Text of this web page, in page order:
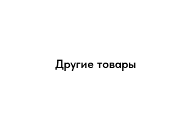
Другие товары